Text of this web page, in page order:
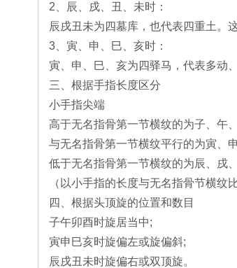
2、辰、戌、丑、未时：
辰戌丑未为四墓库，也代表四重土。
3、寅、申、巳、亥时：
寅、申、巳、亥为四驿马，代表多动
三、根据手指长度区分
小手指尖端
高于无名指骨第一节横纹的为子、午
与无名指骨第一节横纹平行的为寅、
低于无名指骨第一节横纹的为辰、戌
（以小手指的长度与无名指骨节横纹比
四、根据头顶旋的位置和数目
子午卯酉时旋居当中;
寅申巳亥时旋偏左或旋偏斜;
辰戌丑未时旋偏右或双顶旋。